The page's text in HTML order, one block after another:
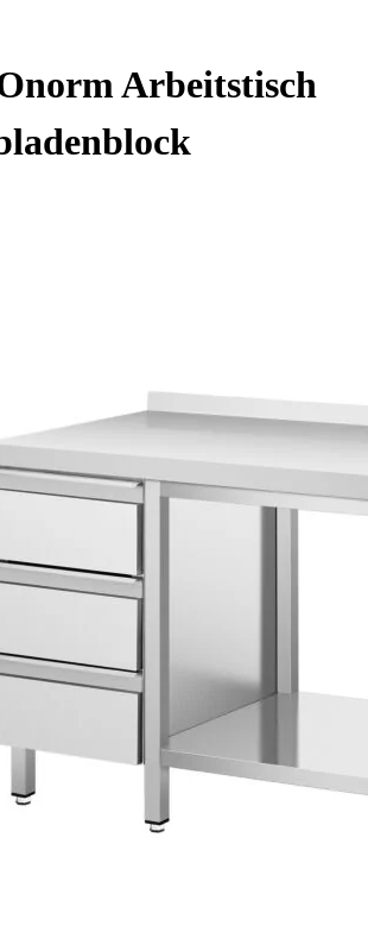
Arbeitstisch